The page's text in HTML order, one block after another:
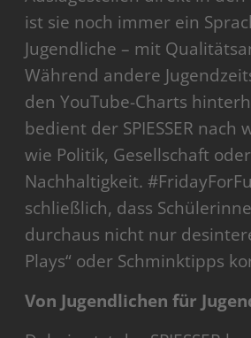
ist sie noch immer ein
Jugendliche – mit
Während andere
den YouTube-Charts
bedient der SPIESSER nach
wie Politik, Gesellschaft
Nachhaltigkeit.
schließlich, dass
durchaus nicht nur
Plays“ oder Schminktipps
Von Jugendlichen für